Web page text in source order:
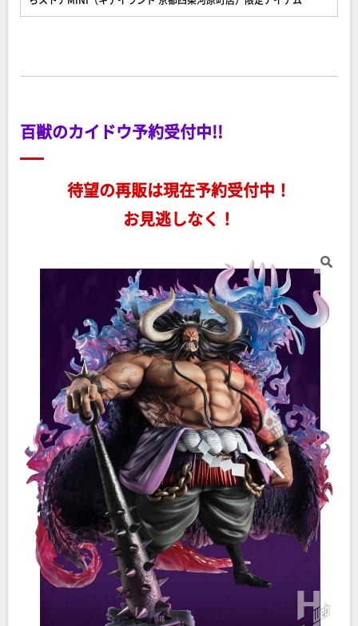
百獣のカイドウ予約受付中!!
待望の再販は現在予約受付中！
お見逃しなく！